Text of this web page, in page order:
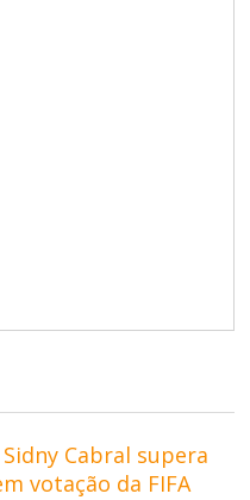
Cabral supera
votação da FIFA